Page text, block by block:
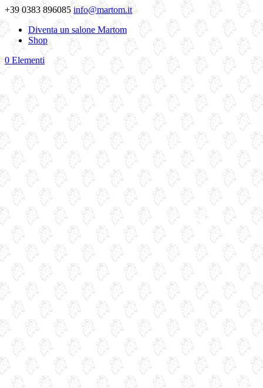
+39 0383 896085 info@martom.it
Diventa un salone Martom
Shop
0 Elementi